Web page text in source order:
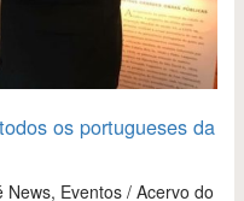
os portugueses da
News, Eventos/ Acervo do